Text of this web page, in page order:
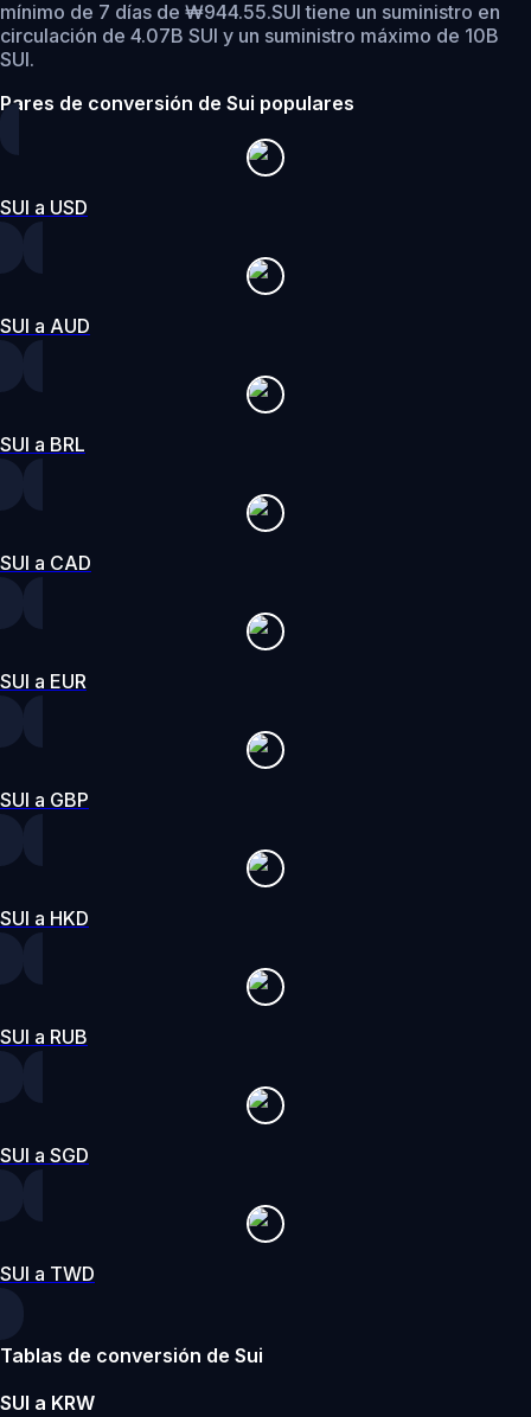
mínimo de 7 días de ₩944.55.SUI tiene un suministro en
circulación de 4.07B SUI y un suministro máximo de 10B
SUI.
Pares de conversión de Sui populares
SUI a USD
SUI a AUD
SUI a BRL
SUI a CAD
SUI a EUR
SUI a GBP
SUI a HKD
SUI a RUB
SUI a SGD
SUI a TWD
Tablas de conversión de Sui
SUI a KRW